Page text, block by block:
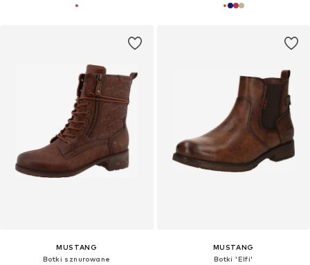
MUSTANG
Botki sznurowane
MUSTANG
Botki 'Elfi'